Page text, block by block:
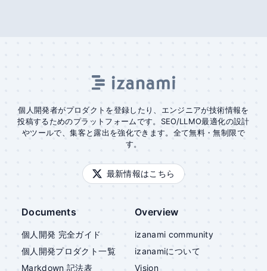
個人開発者がプロダクトを登録したり、エンジニアが技術情報を
投稿するためのプラットフォームです。SEO/LLMO最適化の設計
やツールで、集客と露出を強化できます。全て無料・無制限で
す。
最新情報はこちら
Documents
個人開発 完全ガイド
個人開発プロダクト一覧
Markdown 記法表
Overview
izanami community
izanamiについて
Vision